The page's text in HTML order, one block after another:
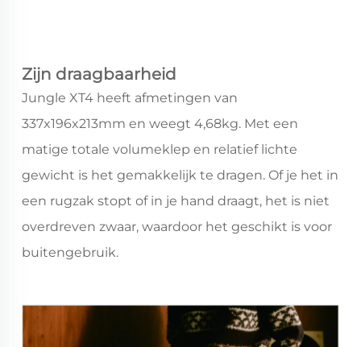
Zijn draagbaarheid
Jungle XT4 heeft afmetingen van
337x196x213mm en weegt 4,68kg. Met een
matige totale volumeklep en relatief lichte
gewicht is het gemakkelijk te dragen. Of je het in
een rugzak stopt of in je hand draagt, het is niet
overdreven zwaar, waardoor het geschikt is voor
buitengebruik.